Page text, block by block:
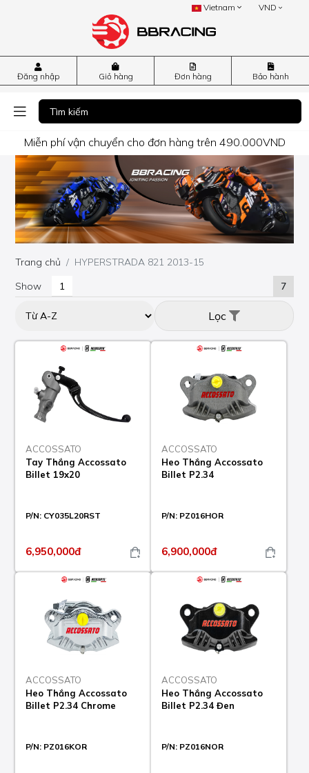
Vietnam VND
Đăng nhập Giỏ hàng Đơn hàng Bảo hành
Miễn phí vận chuyển cho đơn hàng trên 490.000VND
Trang chủ
HYPERSTRADA 821 2013-15
Show
7
Lọc
ACCOSSATO
Tay Thắng Accossato
Billet 19x20
P/N: CY035L20RST
6,950,000đ
ACCOSSATO
Heo Thắng Accossato
Billet P2.34
P/N: PZ016HOR
6,900,000đ
ACCOSSATO
Heo Thắng Accossato
Billet P2.34 Chrome
P/N: PZ016KOR
ACCOSSATO
Heo Thắng Accossato
Billet P2.34 Đen
P/N: PZ016NOR